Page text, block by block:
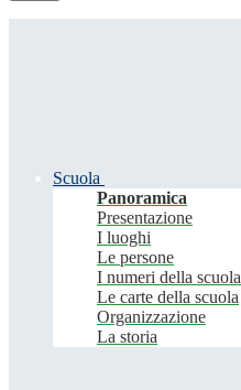
Scuola
Panoramica
Presentazione
I luoghi
Le persone
I numeri della scuola
Le carte della scuola
Organizzazione
La storia